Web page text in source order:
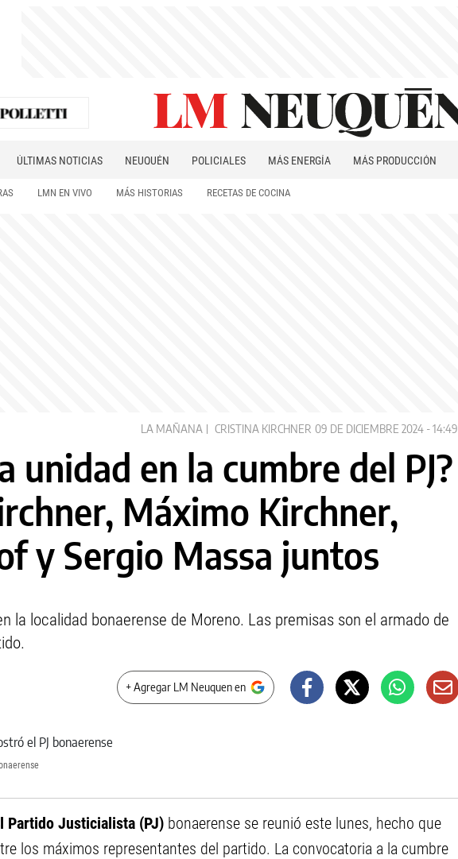
ÚLTIMAS NOTICIAS NEUQUÉN POLICIALES MÁS ENERGÍA MÁS PRODUCCIÓN
LMN EN VIVO MÁS HISTORIAS RECETAS DE COCINA
LA MAÑANA CRISTINA KIRCHNER 09 DE DICIEMBRE 2024 - 14:49
unidad en la cumbre del PJ?
Máximo Kirchner,
y Sergio Massa juntos
la localidad bonaerense de Moreno. Las premisas son el armado de
+ Agregar LM Neuquen en
Partido Justicialista (PJ) bonaerense se reunió este lunes, hecho que
los máximos representantes del partido. La convocatoria a la cumbre